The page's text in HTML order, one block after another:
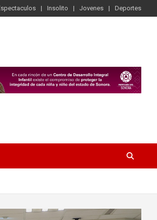
Insolito Jovenes Deportes